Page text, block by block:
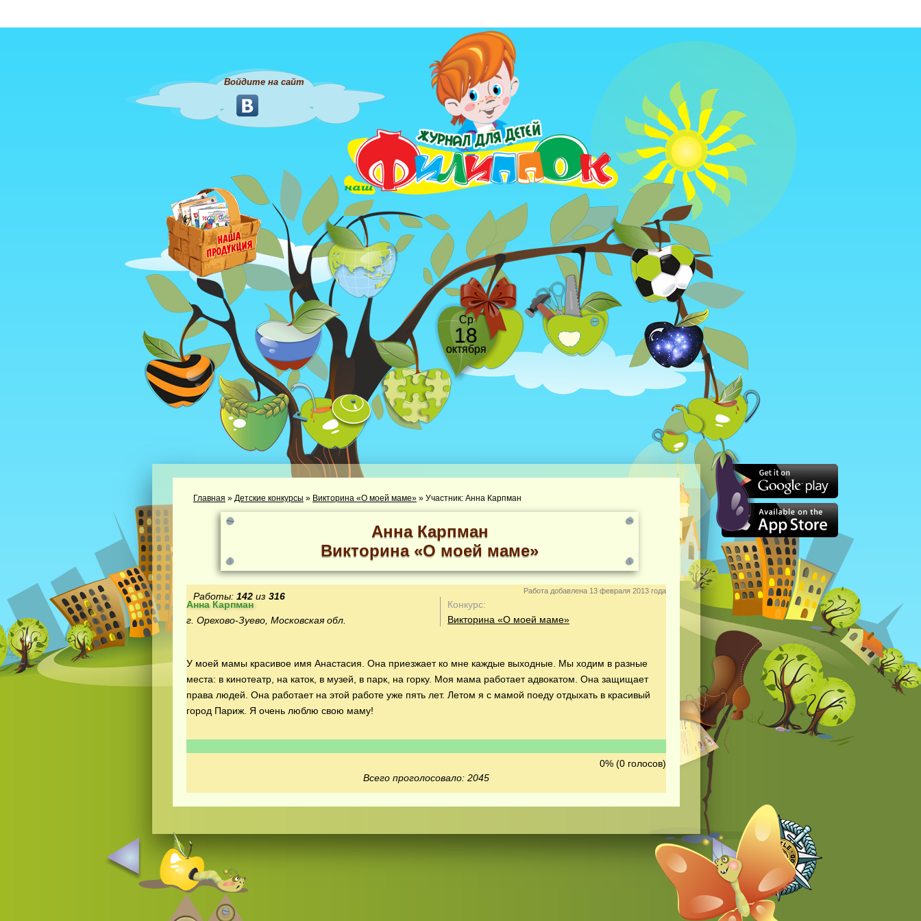
Войдите на сайт
Ср
18
октября
Главная » Детские конкурсы » Викторина «О моей маме» » Участник: Анна Карпман
Анна Карпман
Викторина «О моей маме»
Работы: 142 из 316 Работа добавлена 13 февраля 2013 года
Анна Карпман
г. Орехово-Зуево, Московская обл.
Конкурс:
Викторина «О моей маме»
У моей мамы красивое имя Анастасия. Она приезжает ко мне каждые выходные. Мы ходим в разные
места: в кинотеатр, на каток, в музей, в парк, на горку. Моя мама работает адвокатом. Она защищает
права людей. Она работает на этой работе уже пять лет. Летом я с мамой поеду отдыхать в красивый
город Париж. Я очень люблю свою маму!
0% (0 голосов)
Всего проголосовало: 2045